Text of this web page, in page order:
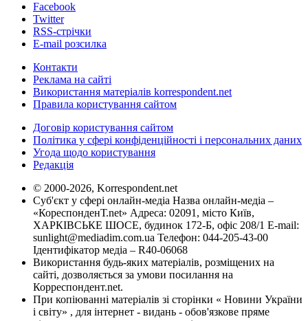
Facebook
Twitter
RSS-стрічки
E-mail розсилка
Контакти
Реклама на сайті
Використання матеріалів korrespondent.net
Правила користування сайтом
Договір користування сайтом
Політика у сфері конфіденційності і персональних даних
Угода щодо користування
Редакція
© 2000-2026, Korrespondent.net
Суб'єкт у сфері онлайн-медіа Назва онлайн-медіа –
«КореспонденТ.net» Адреса: 02091, місто Київ,
ХАРКІВСЬКЕ ШОСЕ, будинок 172-Б, офіс 208/1 E-mail:
sunlight@mediadim.com.ua Телефон: 044-205-43-00
Ідентифікатор медіа – R40-06068
Використання будь-яких матеріалів, розміщених на
сайті, дозволяється за умови посилання на
Корреспондент.net.
При копіюванні матеріалів зі сторінки « Новини України
і світу» , для інтернет - видань - обов'язкове пряме